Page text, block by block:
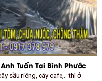
Tuấn Tại Bình Phước
sầu riêng, cây cafe,.. thì ở